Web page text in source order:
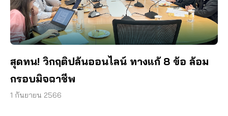
สุดทน! วิกฤติปล้นออนไลน์ ทางแก้ 8 ข้อ ล้อม
กรอบมิจฉาชีพ
1 กันยายน 2566